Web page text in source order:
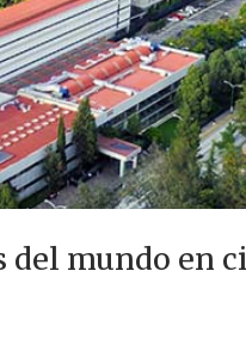
del mundo en